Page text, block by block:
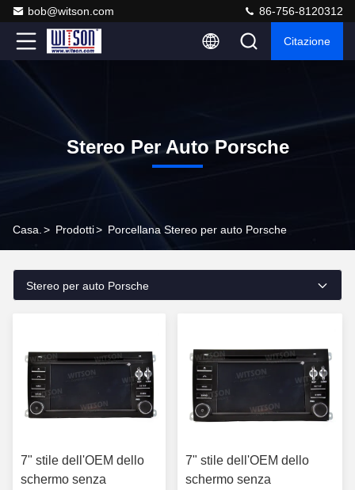
bob@witson.com 86-756-8120312
Citazione
Stereo Per Auto Porsche
Casa. > Prodotti> Porcellana Stereo per auto Porsche
Stereo per auto Porsche
7" stile dell'OEM dello
schermo senza
7" stile dell'OEM dello
schermo senza